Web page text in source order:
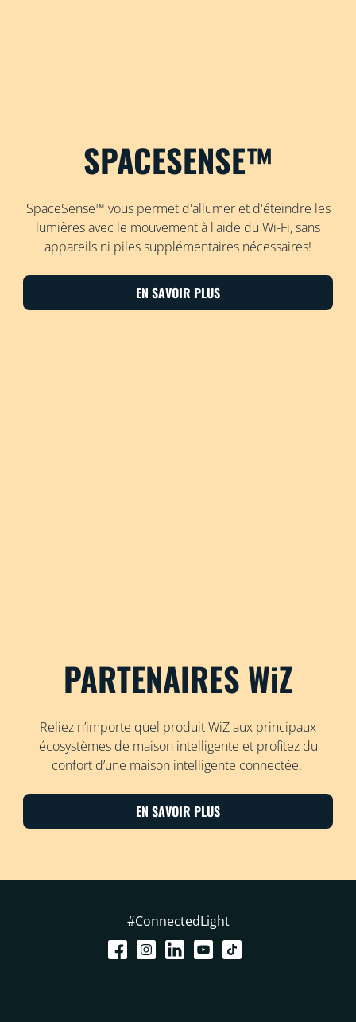
SPACESENSE™
SpaceSense™ vous permet d'allumer et d'éteindre les
lumières avec le mouvement à l'aide du Wi-Fi, sans
appareils ni piles supplémentaires nécessaires!
EN SAVOIR PLUS
PARTENAIRES WiZ
Reliez n’importe quel produit WiZ aux principaux
écosystèmes de maison intelligente et profitez du
confort d’une maison intelligente connectée.
EN SAVOIR PLUS
#ConnectedLight